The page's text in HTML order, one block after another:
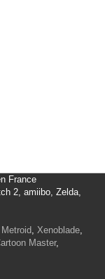
France
2, amiibo, Zelda,
Metroid, Xenoblade,
Master,